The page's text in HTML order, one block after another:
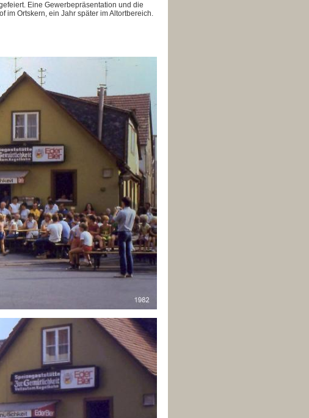
Eine Gewerbepräsentation und die
im Ortskern, ein Jahr später im Altortbereich.